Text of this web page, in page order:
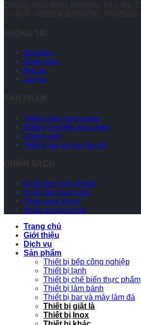
Giới thiệu
Chính sách
Dịch vụ
Liên hệ
Thiết bị bếp công nghiệp
Thiết bị chế biến thực phẩm
Thiết bị lạnh
Thiết bị bar và máy làm đá
Chính sách vận chuyển
Chính sách bảo hành
Chính sách đổi trả
Chính sách bảo mật
Trang chủ
Giới thiệu
Dịch vụ
Sản phẩm
Thiết bị bếp công nghiệp
Thiết bị lạnh
Thiết bị chế biến thực phẩm
Thiết bị làm bánh
Thiết bị bar và máy làm đá
Thiết bị giặt là
Thiết bị Inox